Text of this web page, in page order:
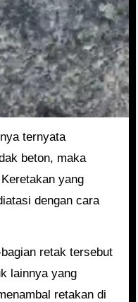
ternyata
beton, maka
yang
dengan cara
retak tersebut
lainnya yang
retakan di